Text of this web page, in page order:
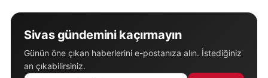
Sivas gündemini kaçırmayın
Günün öne çıkan haberlerini e-postanıza alın. İstediğiniz
an çıkabilirsiniz.